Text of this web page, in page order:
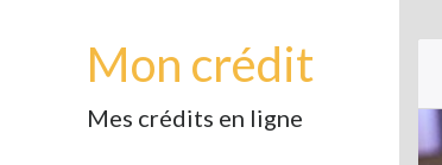
Mon crédit
Mes crédits en ligne